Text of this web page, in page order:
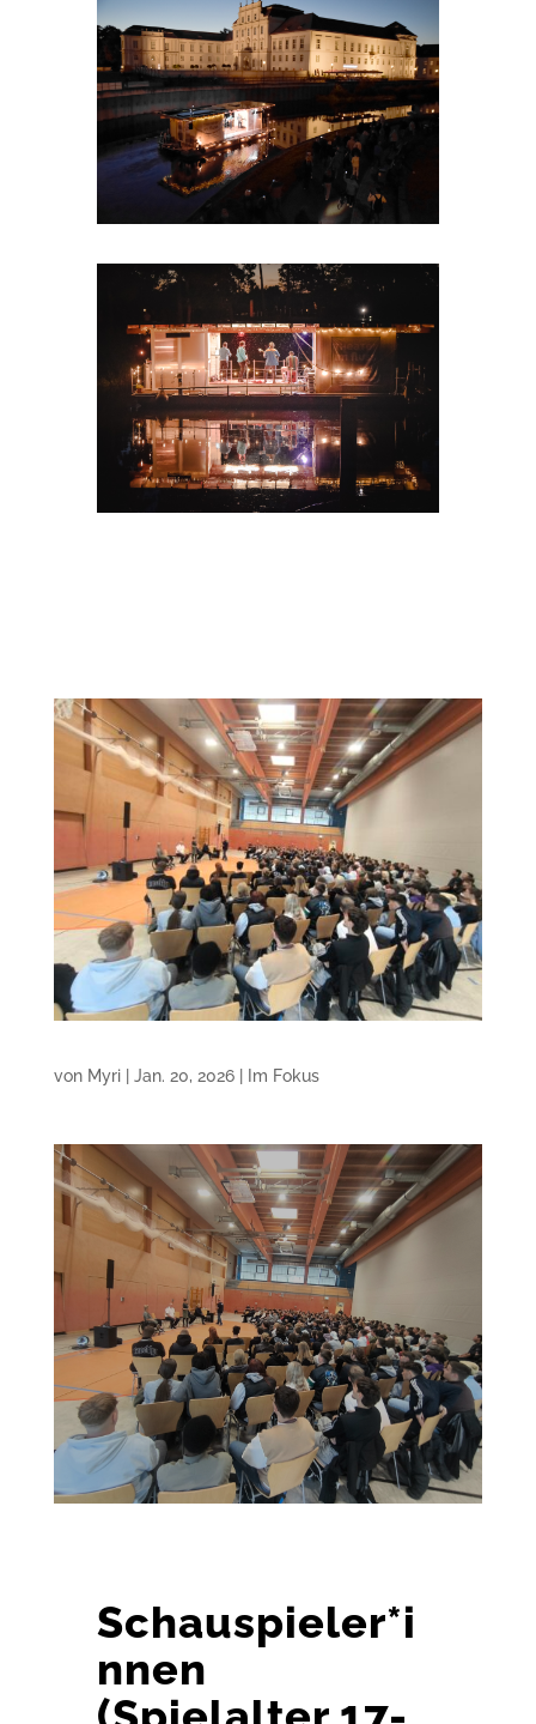
von Myri| Jan. 20, 2026| Im Fokus
Schauspieler*i
nnen